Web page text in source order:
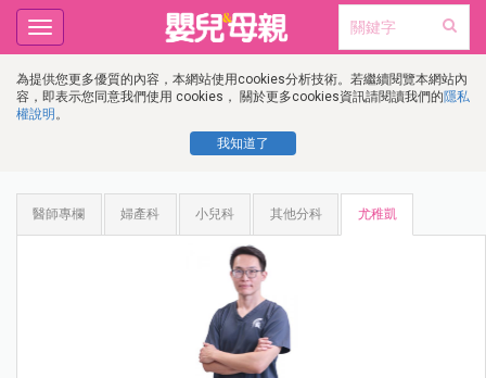
為提供您更多優質的內容，本網站使用cookies分析技術。若繼續閱覽本網站內
容，即表示您同意我們使用 cookies， 關於更多cookies資訊請閱讀我們的隱私
權說明 。
我知道了
Toggle
navigation
醫師專欄 婦產科 小兒科 其他分科 尤稚凱